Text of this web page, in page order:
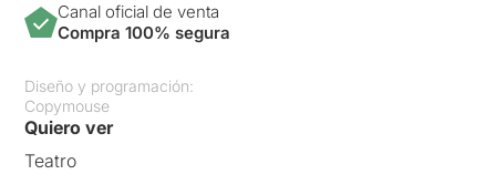
Canal oficial de venta
Compra 100% segura
Diseño y programación:
Copymouse
Quiero ver
Teatro